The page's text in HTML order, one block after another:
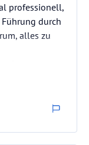
professionell,
durch
alles zu